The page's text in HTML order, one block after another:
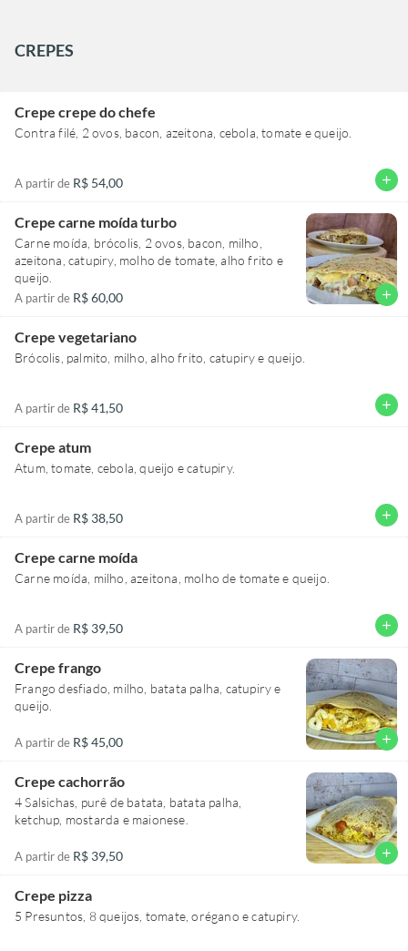
CREPES
Crepe crepe do chefe
Contra filé, 2 ovos, bacon, azeitona, cebola, tomate e queijo.
A partir de R$ 54,00 add
Crepe carne moída turbo
Carne moída, brócolis, 2 ovos, bacon, milho,
azeitona, catupiry, molho de tomate, alho frito e
queijo.
A partir de R$ 60,00 add
Crepe vegetariano
Brócolis, palmito, milho, alho frito, catupiry e queijo.
A partir de R$ 41,50 add
Crepe atum
Atum, tomate, cebola, queijo e catupiry.
A partir de R$ 38,50 add
Crepe carne moída
Carne moída, milho, azeitona, molho de tomate e queijo.
A partir de R$ 39,50 add
Crepe frango
Frango desfiado, milho, batata palha, catupiry e
queijo.
A partir de R$ 45,00 add
Crepe cachorrão
4 Salsichas, purê de batata, batata palha,
ketchup, mostarda e maionese.
A partir de R$ 39,50 add
Crepe pizza
5 Presuntos, 8 queijos, tomate, orégano e catupiry.